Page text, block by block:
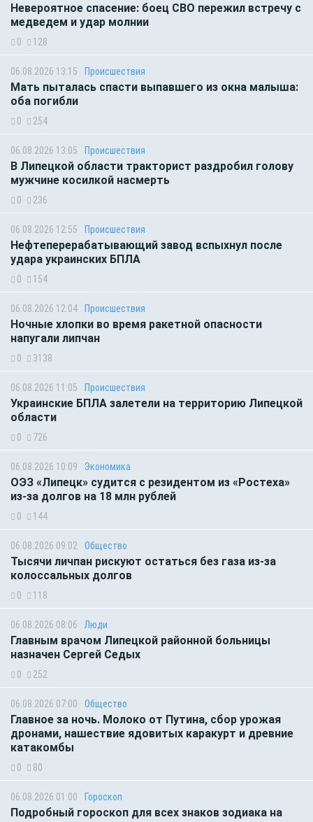
Невероятное спасение: боец СВО пережил встречу с
медведем и удар молнии
0 128
06.08.2026 13:15 Происшествия
Мать пыталась спасти выпавшего из окна малыша:
оба погибли
0 254
06.08.2026 13:05 Происшествия
В Липецкой области тракторист раздробил голову
мужчине косилкой насмерть
0 236
06.08.2026 12:55 Происшествия
Нефтеперерабатывающий завод вспыхнул после
удара украинских БПЛА
0 154
06.08.2026 12:04 Происшествия
Ночные хлопки во время ракетной опасности
напугали липчан
0 3138
06.08.2026 11:05 Происшествия
Украинские БПЛА залетели на территорию Липецкой
области
0 726
06.08.2026 10:09 Экономика
ОЭЗ «Липецк» судится с резидентом из «Ростеха»
из-за долгов на 18 млн рублей
0 144
06.08.2026 09:02 Общество
Тысячи личпан рискуют остаться без газа из-за
колоссальных долгов
0 118
06.08.2026 08:06 Люди
Главным врачом Липецкой районной больницы
назначен Сергей Седых
0 252
06.08.2026 07:00 Общество
Главное за ночь. Молоко от Путина, сбор урожая
дронами, нашествие ядовитых каракурт и древние
катакомбы
0 80
06.08.2026 01:00 Гороскоп
Подробный гороскоп для всех знаков зодиака на